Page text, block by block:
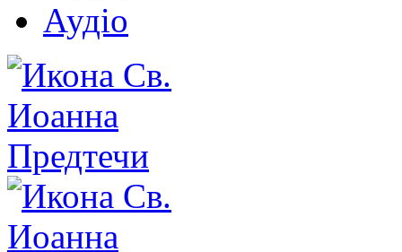
Аудіо